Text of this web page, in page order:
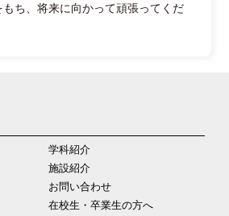
ち、将来に向かって頑張ってくだ
学科紹介
施設紹介
お問い合わせ
在校生・卒業生の方へ